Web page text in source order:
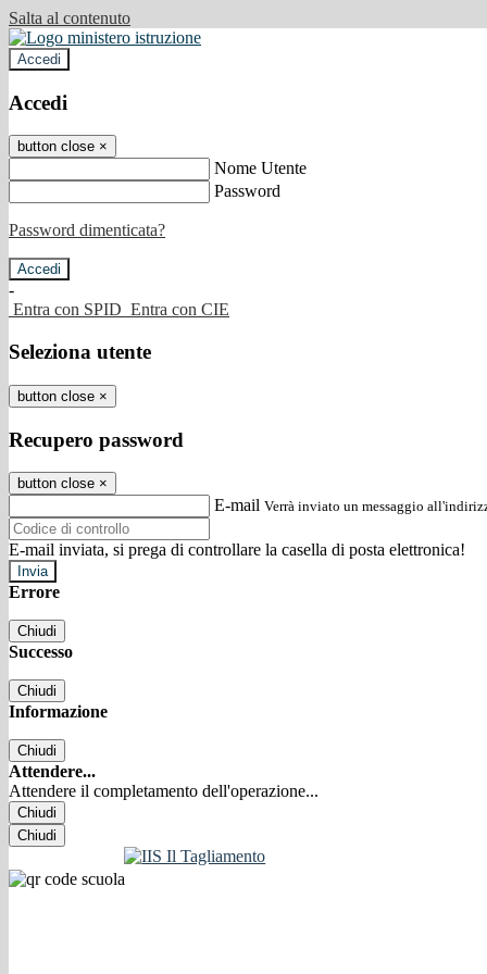
Salta al contenuto
Accedi
Accedi
button close ×
Nome Utente
Password
Password dimenticata?
-
Entra con SPID Entra con CIE
Seleziona utente
button close ×
Recupero password
button close ×
E-mail Verrà inviato un messaggio
E-mail inviata, si prega di controllare la casella di posta elettronica!
Errore
Chiudi
Successo
Chiudi
Informazione
Chiudi
Attendere...
Attendere il completamento dell'operazione...
Chiudi
Chiudi